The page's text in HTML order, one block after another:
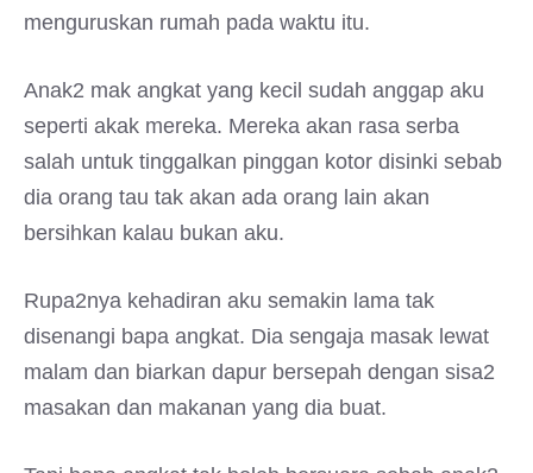
menguruskan rumah pada waktu itu.
Anak2 mak angkat yang kecil sudah anggap aku
seperti akak mereka. Mereka akan rasa serba
salah untuk tinggalkan pinggan kotor disinki sebab
dia orang tau tak akan ada orang lain akan
bersihkan kalau bukan aku.
Rupa2nya kehadiran aku semakin lama tak
disenangi bapa angkat. Dia sengaja masak lewat
malam dan biarkan dapur bersepah dengan sisa2
masakan dan makanan yang dia buat.